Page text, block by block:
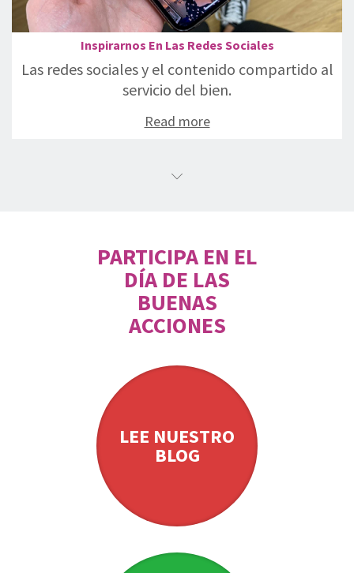
Inspirarnos En Las Redes Sociales
Las redes sociales y el contenido compartido al
servicio del bien.
Read more
PARTICIPA EN EL
DÍA DE LAS
BUENAS
ACCIONES
LEE NUESTRO
BLOG